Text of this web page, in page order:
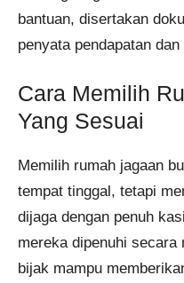
bantuan, disertakan
penyata pendapatan
Cara Memilih
Yang Sesuai
Memilih rumah jagaan
tempat tinggal, tetapi
dijaga dengan penuh
mereka dipenuhi secara
bijak mampu